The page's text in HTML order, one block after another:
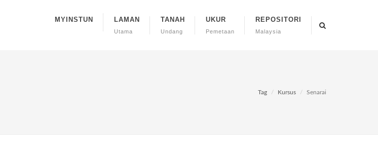
MYINSTUN LAMAN
Utama
TANAH
Undang
UKUR
Pemetaan
REPOSITORI
Malaysia
Tag Kursus Senarai